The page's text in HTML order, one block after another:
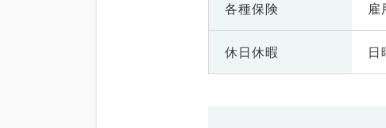
各種保険 雇
休日休暇 日